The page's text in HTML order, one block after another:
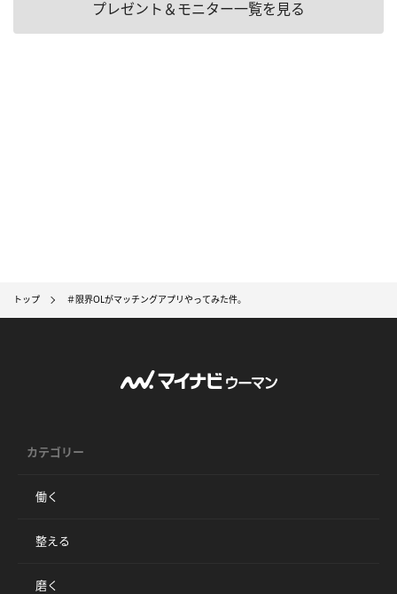
プレゼント＆モニター一覧を見る
トップ ＃限界OLがマッチングアプリやってみた件。
カテゴリー
働く
整える
磨く